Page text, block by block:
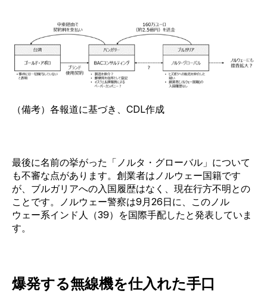
（備考）各報道に基づき、CDL作成
最後に名前の挙がった「ノルタ・グローバル」について
も不審な点があります。創業者はノルウェー国籍です
が、ブルガリアへの入国履歴はなく、現在行方不明との
ことです。ノルウェー警察は9月26日に、このノル
ウェー系インド人（39）を国際手配したと発表していま
す。
爆発する無線機を仕入れた手口